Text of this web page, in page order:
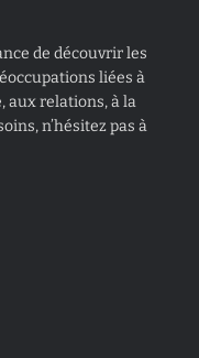
de découvrir les
liées à
aux relations, à la
n’hésitez pas à